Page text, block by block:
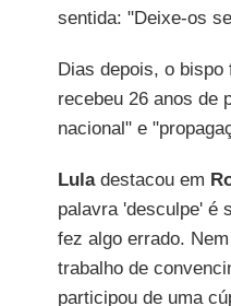
sentida: "Deixe-os
Dias depois, o bispo
recebeu 26 anos de
nacional" e
Luladestacou em
palavra 'desculpe' é
fez algo errado.
trabalho de
participou de uma